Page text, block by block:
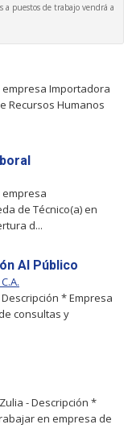
a puestos de trabajo vendrá a
empresa Importadora
Recursos Humanos
empresa
de Técnico(a) en
d...
Al Público
* Empresa
consultas y
- Descripción *
en empresa de